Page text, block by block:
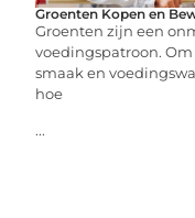
Groenten Kopen en
Groenten zijn een
voedingspatroon.
smaak en
hoe
...